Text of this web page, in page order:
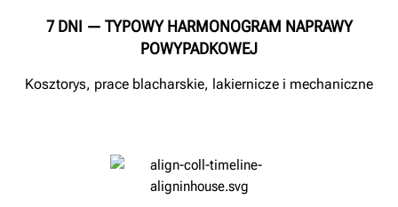
7 DNI — TYPOWY HARMONOGRAM NAPRAWY
POWYPADKOWEJ
Kosztorys, prace blacharskie, lakiernicze i mechaniczne